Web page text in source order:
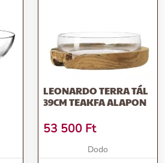
LEONARDO TERRA TÁL
39CM TEAKFA ALAPON
53 500 Ft
Dodo